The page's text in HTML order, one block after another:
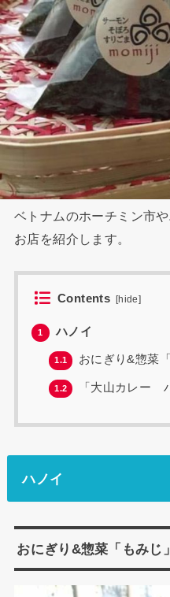
ベトナムのホーチミン市
お店を紹介します。
Contents [hide]
1 ハノイ
1.1 おにぎり&惣菜
1.2 「大山カレー
ハノイ
おにぎり&惣菜「もみじ